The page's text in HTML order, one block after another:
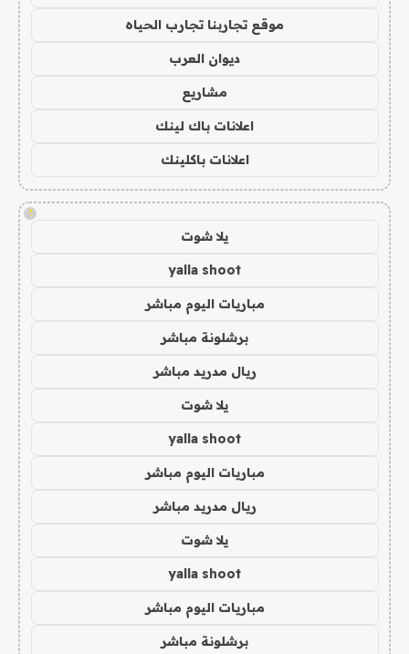
موقع تجاربنا تجارب الحياه
ديوان العرب
مشاريع
اعلانات باك لينك
اعلانات باكلينك
!
يلا شوت
yalla shoot
مباريات اليوم مباشر
برشلونة مباشر
ريال مدريد مباشر
يلا شوت
yalla shoot
مباريات اليوم مباشر
ريال مدريد مباشر
يلا شوت
yalla shoot
مباريات اليوم مباشر
برشلونة مباشر